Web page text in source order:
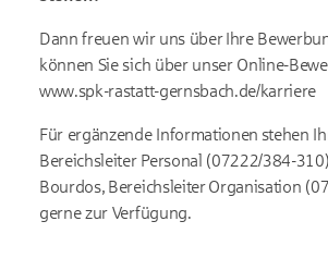
Dann freuen wir uns über Ihre
können Sie sich über unser Online-
www.spk-rastatt-gernsbach.de/karriere
Für ergänzende Informationen stehen
Bereichsleiter Personal (07222/384-
Bourdos, Bereichsleiter Organisation
gerne zur Verfügung.